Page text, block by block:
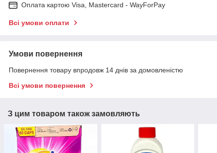
Оплата картою Visa, Mastercard - WayForPay
Всі умови оплати
Умови повернення
Повернення товару впродовж 14 днів за домовленістю
Всі умови повернення
З цим товаром також замовляють